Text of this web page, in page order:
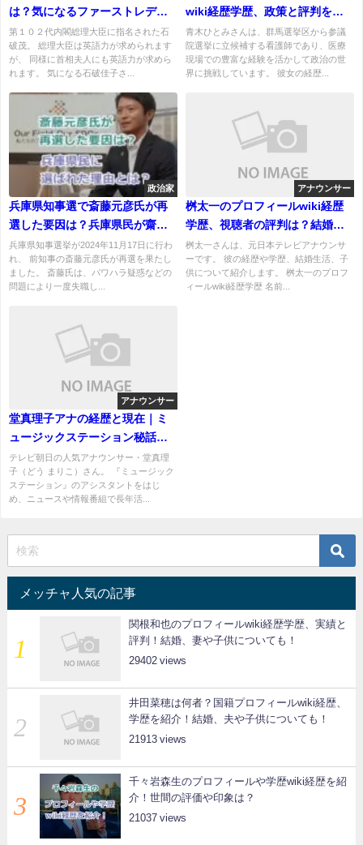
は？気になるファーストレディ
ーの英語力！
第１０２代内閣総理大臣に指名された石
破茂。 総理大臣は英語力が求められます
が、 同様に首相夫人にも英語力が求めら
れます。 気になる石破佳子さ...
wiki経歴学歴、政策と評判を紹
介！夫、子供はいる？
青木ひとみさんは、群馬選挙区から参議
院選挙に立候補する看護師であり、医療
現場での豊富な経験を活かして政治の世
界に挑戦しています。 彼女の経歴...
政治家
兵庫県知事選で斎藤元彦氏が再
選した要因は？兵庫県民が齋藤
氏を選んだ理由とは？
兵庫県知事選挙が2024年11月17日に行わ
れ、 前知事の斎藤元彦氏が再選を果たし
ました。 斎藤氏は、パワハラ疑惑などの
問題により一度失職し...
アナウンサー
桝太一のプロフィールwiki経歴
学歴、視聴者の評判は？結婚、
嫁や子供について！
桝太一さんは、元日本テレビアナウンサ
ーです。 彼の経歴や学歴、結婚生活、子
供について紹介します。 桝太一のプロフ
ィールwiki経歴学歴 名前...
アナウンサー
堂真理子アナの経歴と現在｜ミ
ュージックステーション秘話か
ら私生活まで徹底解説
テレビ朝日の人気アナウンサー・堂真理
子（どう まりこ）さん。 『ミュージック
ステーション』のアシスタントをはじ
め、ニュースや情報番組で長年活...
メッチャ人気の記事
関根和也のプロフィールwiki経歴学歴、実績と
評判！結婚、妻や子供についても！
29402
井田菜穂は何者？国籍プロフィールwiki経歴、
学歴を紹介！結婚、夫や子供についても！
21913
千々岩森生のプロフィールや学歴wiki経歴を紹
介！世間の評価や印象は？
21037